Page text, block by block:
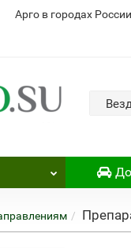
Арго в городах России